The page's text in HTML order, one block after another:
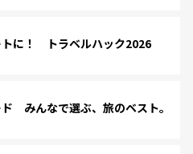
トに！ トラベルハック2026
みんなで選ぶ、旅のベスト。